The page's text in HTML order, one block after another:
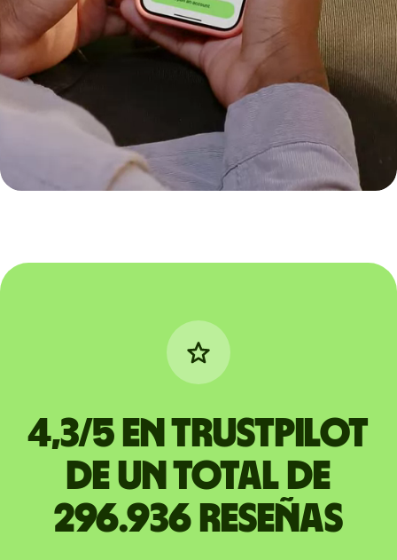
4,3/5 en Trustpilot
de un total de
296.936 reseñas